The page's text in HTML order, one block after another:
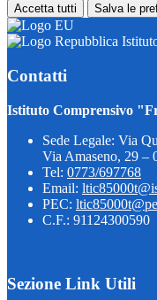
Accetta tutti Salva le
Contatti
Istituto Comprensivo
Sede Legale: Via
Via Amaseno, 29 –
Tel: 0773/697768
Email:
PEC:
C.F.: 91124300590
Sezione Link Utili